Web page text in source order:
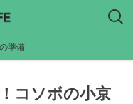
準備
コソボの小京